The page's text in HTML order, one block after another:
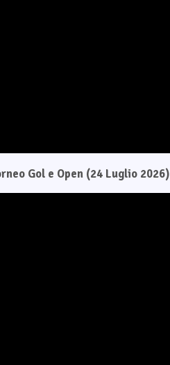
Gol e Open (24 Luglio 2026)